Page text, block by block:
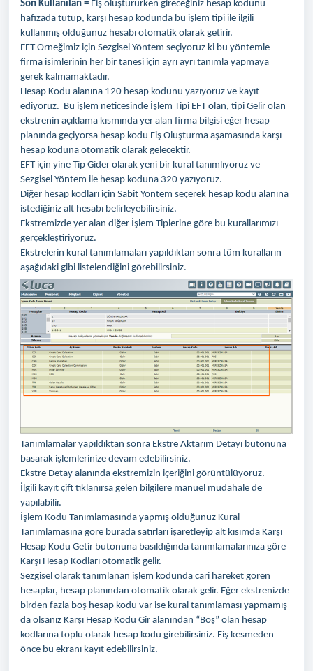
Son Kullanılan = Fiş oluştururken gireceğiniz hesap kodunu
hafızada tutup, karşı hesap kodunda bu işlem tipi ile ilgili
kullanmış olduğunuz hesabı otomatik olarak getirir.
EFT Örneğimiz için Sezgisel Yöntem seçiyoruz ki bu yöntemle
firma isimlerinin her bir tanesi için ayrı ayrı tanımla yapmaya
gerek kalmamaktadır.
Hesap Kodu alanına 120 hesap kodunu yazıyoruz ve kayıt
ediyoruz. Bu işlem neticesinde İşlem Tipi EFT olan, tipi Gelir olan
ekstrenin açıklama kısmında yer alan firma bilgisi eğer hesap
planında geçiyorsa hesap kodu Fiş Oluşturma aşamasında karşı
hesap koduna otomatik olarak gelecektir.
EFT için yine Tip Gider olarak yeni bir kural tanımlıyoruz ve
Sezgisel Yöntem ile hesap koduna 320 yazıyoruz.
Diğer hesap kodları için Sabit Yöntem seçerek hesap kodu alanına
istediğiniz alt hesabı belirleyebilirsiniz.
Ekstremizde yer alan diğer İşlem Tiplerine göre bu kurallarımızı
gerçekleştiriyoruz.
Ekstrelerin kural tanımlamaları yapıldıktan sonra tüm kuralların
aşağıdaki gibi listelendiğini görebilirsiniz.
Tanımlamalar yapıldıktan sonra Ekstre Aktarım Detayı butonuna
basarak işlemlerinize devam edebilirsiniz.
Ekstre Detay alanında ekstremizin içeriğini görüntülüyoruz.
İlgili kayıt çift tıklanırsa gelen bilgilere manuel müdahale de
yapılabilir.
İşlem Kodu Tanımlamasında yapmış olduğunuz Kural
Tanımlamasına göre burada satırları işaretleyip alt kısımda Karşı
Hesap Kodu Getir butonuna basıldığında tanımlamalarınıza göre
Karşı Hesap Kodları otomatik gelir.
Sezgisel olarak tanımlanan işlem kodunda cari hareket gören
hesaplar, hesap planından otomatik olarak gelir. Eğer ekstrenizde
birden fazla boş hesap kodu var ise kural tanımlaması yapmamış
da olsanız Karşı Hesap Kodu Gir alanından “Boş” olan hesap
kodlarına toplu olarak hesap kodu girebilirsiniz. Fiş kesmeden
önce bu ekranı kayıt edebilirsiniz.